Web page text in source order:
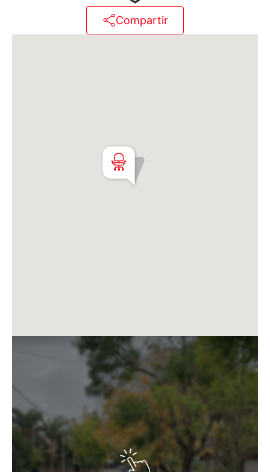
Matrícula CMCPSI N° 6886
Compartir